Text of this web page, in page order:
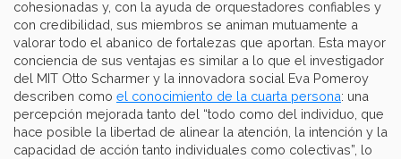
cohesionadas y, con la ayuda de orquestadores confiables y
con credibilidad, sus miembros se animan mutuamente a
valorar todo el abanico de fortalezas que aportan. Esta mayor
conciencia de sus ventajas es similar a lo que el investigador
del MIT Otto Scharmer y la innovadora social Eva Pomeroy
describen como el conocimiento de la cuarta persona: una
percepción mejorada tanto del “todo como del individuo, que
hace posible la libertad de alinear la atención, la intención y la
capacidad de acción tanto individuales como colectivas”, lo